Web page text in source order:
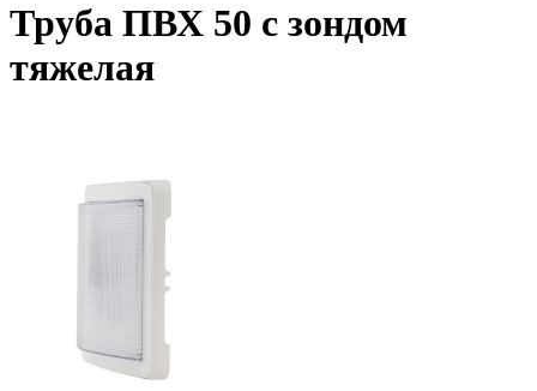
Труба ПВХ 50 с зондом
тяжелая